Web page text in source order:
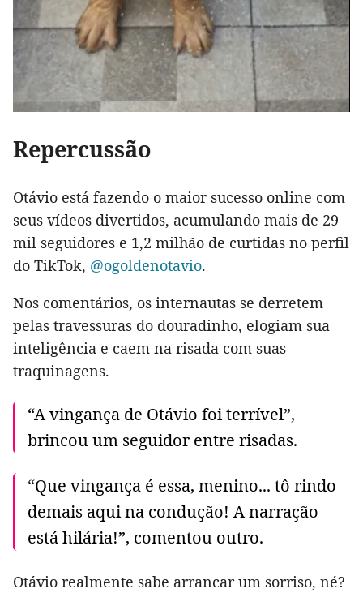
Repercussão
Otávio está fazendo o maior sucesso online com
seus vídeos divertidos, acumulando mais de 29
mil seguidores e 1,2 milhão de curtidas no perfil
do TikTok, @ogoldenotavio.
Nos comentários, os internautas se derretem
pelas travessuras do douradinho, elogiam sua
inteligência e caem na risada com suas
traquinagens.
“A vingança de Otávio foi terrível”,
brincou um seguidor entre risadas.
“Que vingança é essa, menino... tô rindo
demais aqui na condução! A narração
está hilária!”, comentou outro.
Otávio realmente sabe arrancar um sorriso, né?